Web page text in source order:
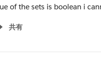
of the sets is boolean i
共有
menu